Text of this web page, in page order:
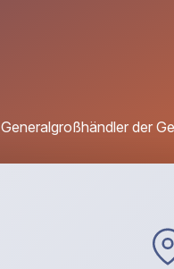
Generalgroßhändler der